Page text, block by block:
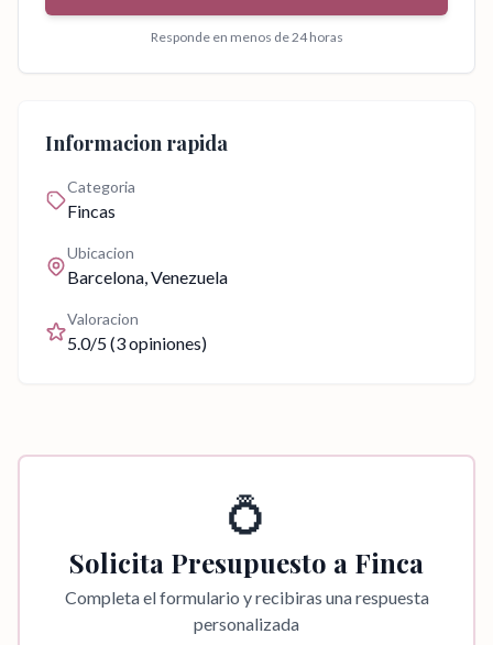
Responde en menos de 24 horas
Informacion rapida
Categoria
Fincas
Ubicacion
Barcelona, Venezuela
Valoracion
5.0/5 (3opiniones)
💍
Solicita Presupuesto a Finca
Completa el formulario y recibiras una respuesta
personalizada